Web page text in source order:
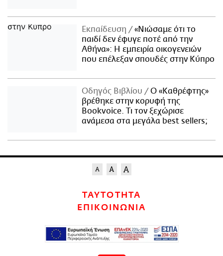
Εκπαίδευση
«Νιώσαμε ότι το
παιδί δεν έφυγε ποτέ από την
Αθήνα»: Η εμπειρία οικογενειών
που επέλεξαν σπουδές στην Κύπρο
Οδηγός Βιβλίου
Ο «Καθρέφτης»
βρέθηκε στην κορυφή της
Bookvoice. Τι τον ξεχώρισε
ανάμεσα στα μεγάλα best sellers;
ΤΑΥΤΟΤΗΤΑ
ΕΠΙΚΟΙΝΩΝΙΑ